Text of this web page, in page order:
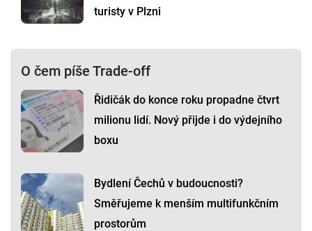
turisty v Plzni
O čem píše Trade-off
Řidičák do konce roku propadne čtvrt
milionu lidí. Nový přijde i do výdejního
boxu
Bydlení Čechů v budoucnosti?
Směřujeme k menším multifunkčním
prostorům